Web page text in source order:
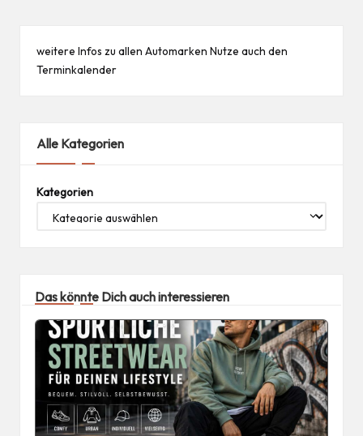
weitere Infos zu allen Automarken Nutze auch den
Terminkalender
Alle Kategorien
Kategorien
Das könnte Dich auch interessieren